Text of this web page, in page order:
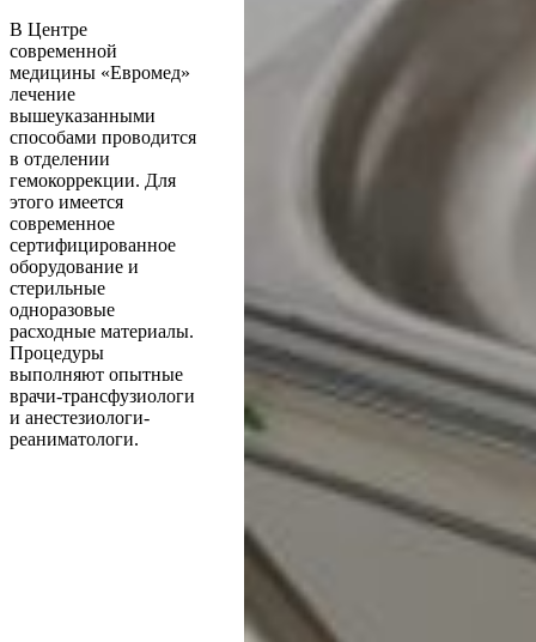
В Центре
современной
медицины «Евромед»
лечение
вышеуказанными
способами проводится
в отделении
гемокоррекции. Для
этого имеется
современное
сертифицированное
оборудование и
стерильные
одноразовые
расходные материалы.
Процедуры
выполняют опытные
врачи-трансфузиологи
и анестезиологи-
реаниматологи.